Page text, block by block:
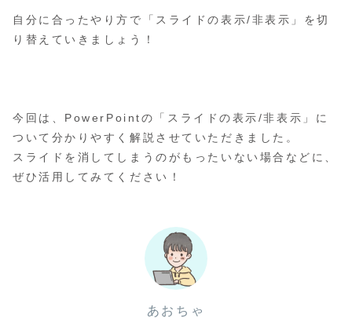
自分に合ったやり方で「スライドの表示/非表示」を切
り替えていきましょう！
今回は、PowerPointの「スライドの表示/非表示」に
ついて分かりやすく解説させていただきました。
スライドを消してしまうのがもったいない場合などに、
ぜひ活用してみてください！
あおちゃ